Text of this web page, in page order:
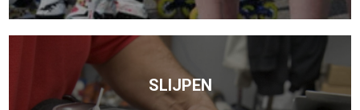
SLIJPEN